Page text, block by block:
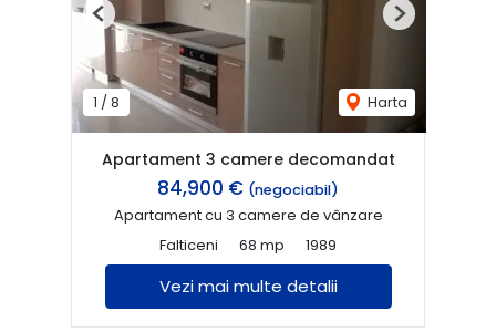
1 /8 Harta
Previous Next
Apartament 3 camere decomandat
84,900 € (negociabil)
Apartament cu 3 camere de vânzare
Falticeni
68 mp 1989
Vezi mai multe detalii